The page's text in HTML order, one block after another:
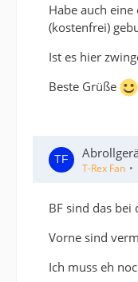
Habe auch
(kostenfrei)
Ist es hier
Beste Grüße
T-Rex Fan
BF sind das bei
Vorne sind
Ich muss eh